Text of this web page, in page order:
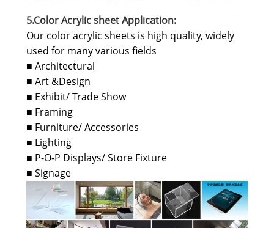
5.Color Acrylic sheet Application:
Our color acrylic sheets is high quality, widely
used for many various fields
■ Architectural
■ Art &Design
■ Exhibit/ Trade Show
■ Framing
■ Furniture/ Accessories
■ Lighting
■ P-O-P Displays/ Store Fixture
■ Signage